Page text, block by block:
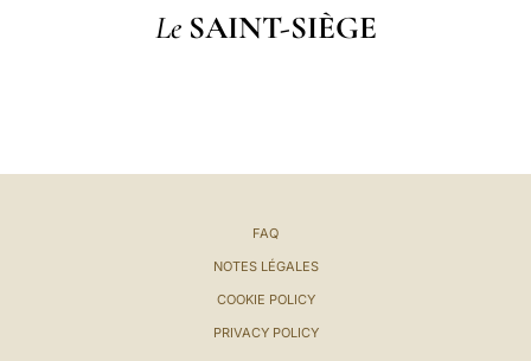
Le SAINT-SIÈGE
FAQ
NOTES LÉGALES
COOKIE POLICY
PRIVACY POLICY